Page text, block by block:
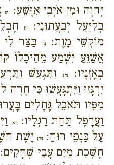
יְהוָה וּמִן אֹיְבַי אִוָּשֵׁעַ:
{ה}
בְלִיַּעַל יְבַעֲתוּנִי:
{ו}
מוֹקְשֵׁי מָוֶת:{ז}
בַּצַּר
אֲשַׁוֵּעַ יִשְׁמַע מֵהֵיכָלוֹ
בְאָזְנָיו:{ח}
וַתִּגְעַשׁ
יִרְגָּזוּ וַיִּתְגָּעֲשׁוּ כִּי חָרָה
מִפִּיו תֹּאכֵל גֶּחָלִים
וַעֲרָפֶל תַּחַת רַגְלָיו:
{יא}
עַל כַּנְפֵי רוּחַ:{יב} יָשֶׁת
חֶשְׁכַת מַיִם עָבֵי שְׁחָקִים: